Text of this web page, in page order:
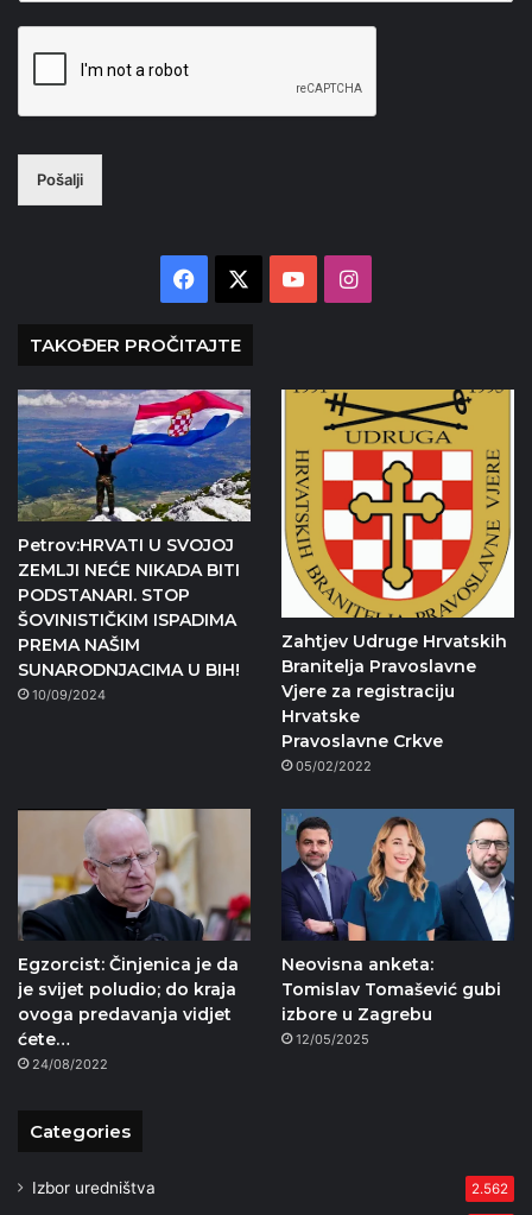
Pošalji
Facebook YouTubeInstagram
TAKOĐER PROČITAJTE
Petrov:HRVATI U SVOJOJ
ZEMLJI NEĆE NIKADA BITI
PODSTANARI. STOP
ŠOVINISTIČKIM ISPADIMA
PREMA NAŠIM
SUNARODNJACIMA U BIH!
10/09/2024
Zahtjev Udruge Hrvatskih
Branitelja Pravoslavne
Vjere za registraciju
Hrvatske
Pravoslavne Crkve
05/02/2022
Egzorcist: Činjenica je da
je svijet poludio; do kraja
ovoga predavanja vidjet
ćete…
24/08/2022
Neovisna anketa:
Tomislav Tomašević gubi
izbore u Zagrebu
12/05/2025
Categories
Izbor uredništva 2.562